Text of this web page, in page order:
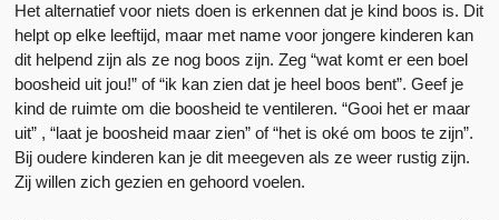
Het alternatief voor niets doen is erkennen dat je kind boos is. Dit
helpt op elke leeftijd, maar met name voor jongere kinderen kan
dit helpend zijn als ze nog boos zijn. Zeg “wat komt er een boel
boosheid uit jou!” of “ik kan zien dat je heel boos bent”. Geef je
kind de ruimte om die boosheid te ventileren. “Gooi het er maar
uit” , “laat je boosheid maar zien” of “het is oké om boos te zijn”.
Bij oudere kinderen kan je dit meegeven als ze weer rustig zijn.
Zij willen zich gezien en gehoord voelen.